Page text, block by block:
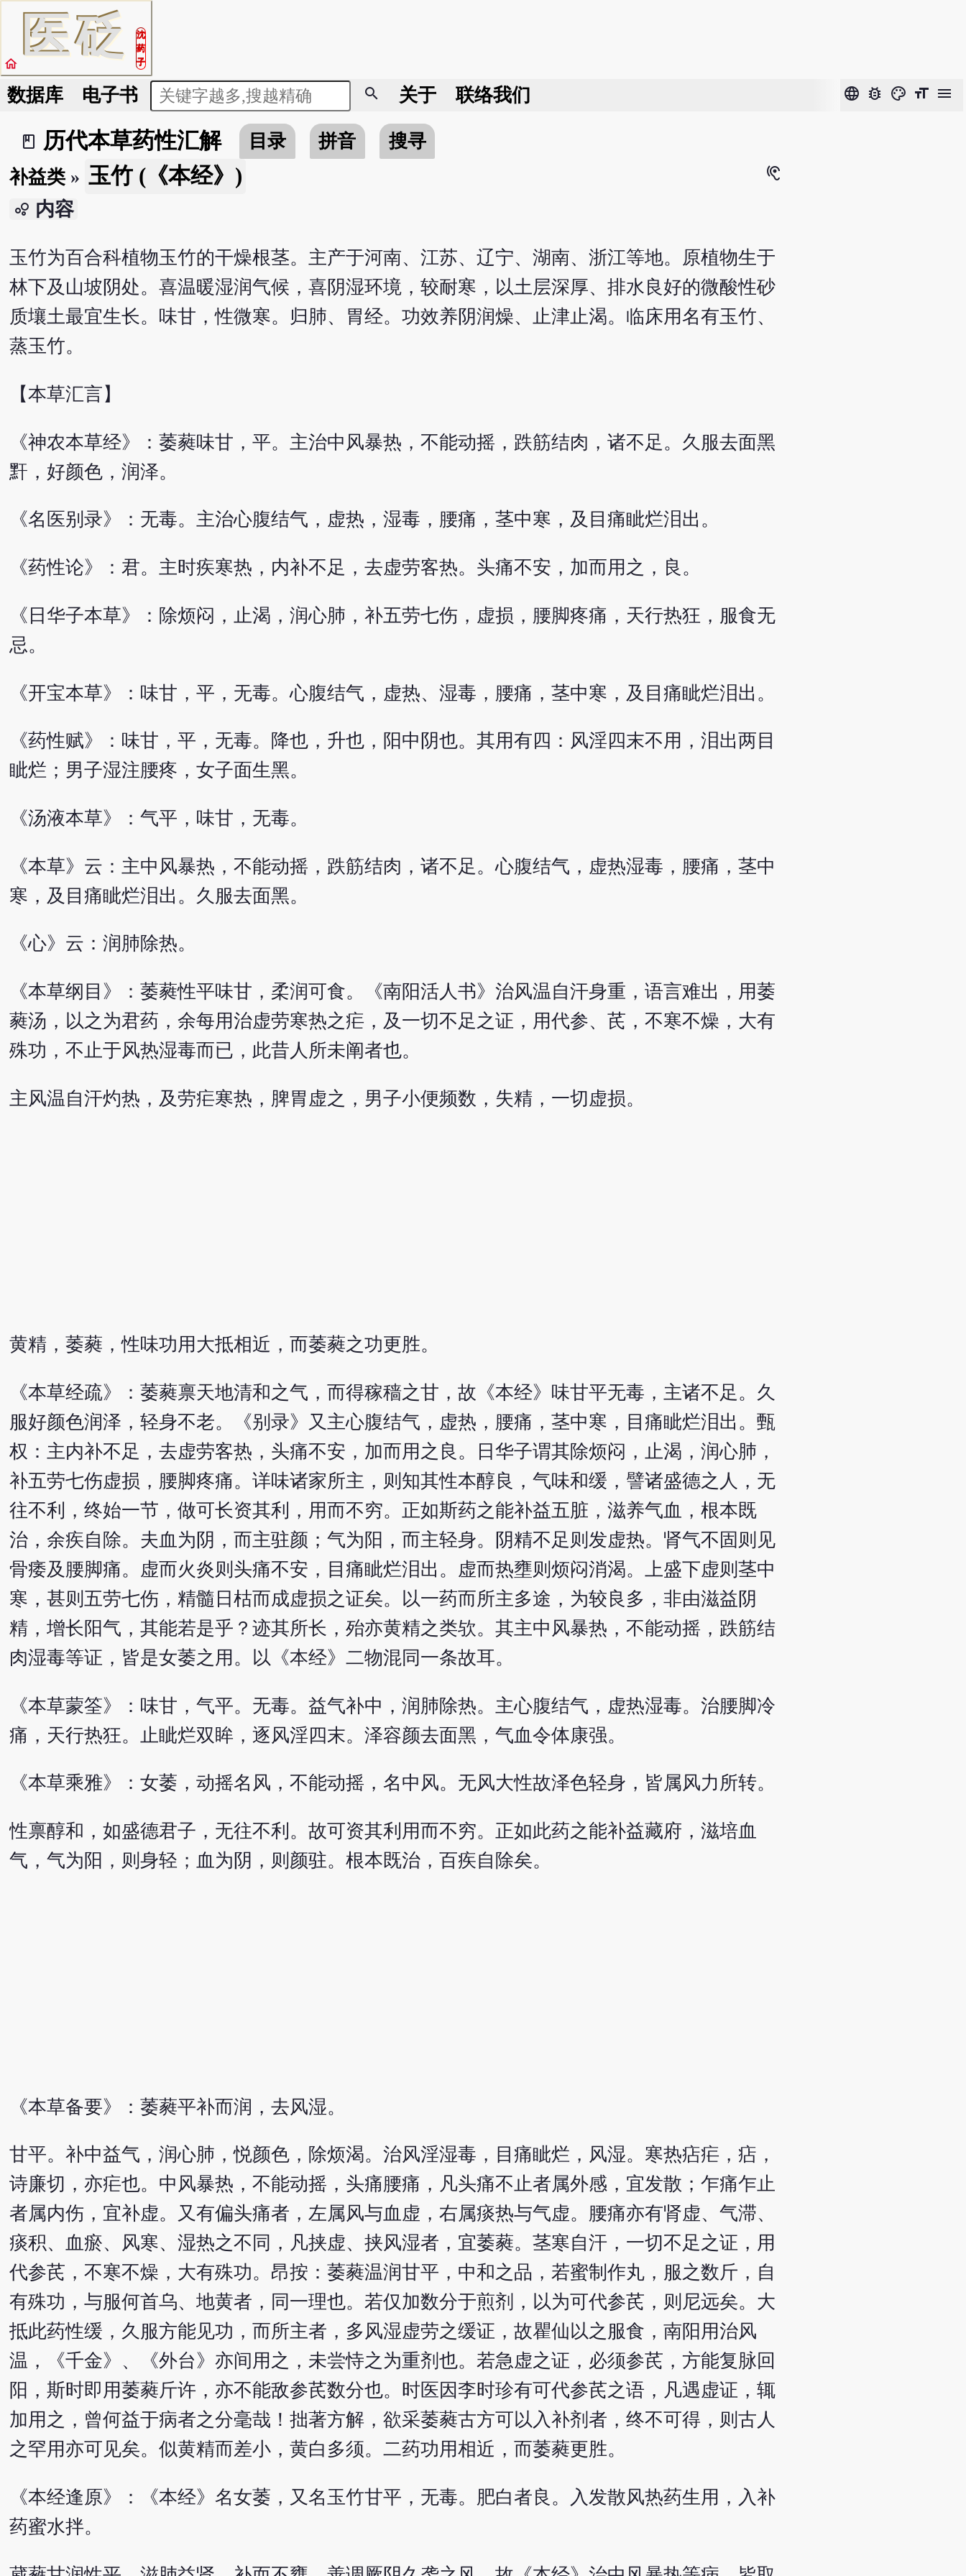
医砭
沈
药
子
home
数据库 电子书 search 关于 联络我们 language bug_report color_lens format_size menu
book_2
历代本草药性汇解 目录 拼音
搜寻
补益类» 玉竹 (《本经》) hearing
bubble_chart 内容
玉竹为百合科植物玉竹的干燥根茎。主产于河南、江苏、辽宁、湖南、浙江等地。原植物生于
林下及山坡阴处。喜温暖湿润气候，喜阴湿环境，较耐寒，以土层深厚、排水良好的微酸性砂
质壤土最宜生长。味甘，性微寒。归肺、胃经。功效养阴润燥、止津止渴。临床用名有玉竹、
蒸玉竹。
【本草汇言】
《神农本草经》：萎蕤味甘，平。主治中风暴热，不能动摇，跌筋结肉，诸不足。久服去面黑
䵟，好颜色，润泽。
《名医别录》：无毒。主治心腹结气，虚热，湿毒，腰痛，茎中寒，及目痛眦烂泪出。
《药性论》：君。主时疾寒热，内补不足，去虚劳客热。头痛不安，加而用之，良。
《日华子本草》：除烦闷，止渴，润心肺，补五劳七伤，虚损，腰脚疼痛，天行热狂，服食无
忌。
《开宝本草》：味甘，平，无毒。心腹结气，虚热、湿毒，腰痛，茎中寒，及目痛眦烂泪出。
《药性赋》：味甘，平，无毒。降也，升也，阳中阴也。其用有四：风淫四末不用，泪出两目
眦烂；男子湿注腰疼，女子面生黑。
《汤液本草》：气平，味甘，无毒。
《本草》云：主中风暴热，不能动摇，跌筋结肉，诸不足。心腹结气，虚热湿毒，腰痛，茎中
寒，及目痛眦烂泪出。久服去面黑。
《心》云：润肺除热。
《本草纲目》：萎蕤性平味甘，柔润可食。《南阳活人书》治风温自汗身重，语言难出，用萎
蕤汤，以之为君药，余每用治虚劳寒热之疟，及一切不足之证，用代参、芪，不寒不燥，大有
殊功，不止于风热湿毒而已，此昔人所未阐者也。
主风温自汗灼热，及劳疟寒热，脾胃虚之，男子小便频数，失精，一切虚损。
黄精，萎蕤，性味功用大抵相近，而萎蕤之功更胜。
《本草经疏》：萎蕤禀天地清和之气，而得稼穑之甘，故《本经》味甘平无毒，主诸不足。久
服好颜色润泽，轻身不老。《别录》又主心腹结气，虚热，腰痛，茎中寒，目痛眦烂泪出。甄
权：主内补不足，去虚劳客热，头痛不安，加而用之良。日华子谓其除烦闷，止渴，润心肺，
补五劳七伤虚损，腰脚疼痛。详味诸家所主，则知其性本醇良，气味和缓，譬诸盛德之人，无
往不利，终始一节，做可长资其利，用而不穷。正如斯药之能补益五脏，滋养气血，根本既
治，余疾自除。夫血为阴，而主驻颜；气为阳，而主轻身。阴精不足则发虚热。肾气不固则见
骨痿及腰脚痛。虚而火炎则头痛不安，目痛眦烂泪出。虚而热壅则烦闷消渴。上盛下虚则茎中
寒，甚则五劳七伤，精髓日枯而成虚损之证矣。以一药而所主多途，为较良多，非由滋益阴
精，增长阳气，其能若是乎？迹其所长，殆亦黄精之类欤。其主中风暴热，不能动摇，跌筋结
肉湿毒等证，皆是女萎之用。以《本经》二物混同一条故耳。
《本草蒙筌》：味甘，气平。无毒。益气补中，润肺除热。主心腹结气，虚热湿毒。治腰脚冷
痛，天行热狂。止眦烂双眸，逐风淫四末。泽容颜去面黑，气血令体康强。
《本草乘雅》：女萎，动摇名风，不能动摇，名中风。无风大性故泽色轻身，皆属风力所转。
性禀醇和，如盛德君子，无往不利。故可资其利用而不穷。正如此药之能补益藏府，滋培血
气，气为阳，则身轻；血为阴，则颜驻。根本既治，百疾自除矣。
《本草备要》：萎蕤平补而润，去风湿。
甘平。补中益气，润心肺，悦颜色，除烦渴。治风淫湿毒，目痛眦烂，风湿。寒热痁疟，痁，
诗廉切，亦疟也。中风暴热，不能动摇，头痛腰痛，凡头痛不止者属外感，宜发散；乍痛乍止
者属内伤，宜补虚。又有偏头痛者，左属风与血虚，右属痰热与气虚。腰痛亦有肾虚、气滞、
痰积、血瘀、风寒、湿热之不同，凡挟虚、挟风湿者，宜萎蕤。茎寒自汗，一切不足之证，用
代参芪，不寒不燥，大有殊功。昂按：萎蕤温润甘平，中和之品，若蜜制作丸，服之数斤，自
有殊功，与服何首乌、地黄者，同一理也。若仅加数分于煎剂，以为可代参芪，则尼远矣。大
抵此药性缓，久服方能见功，而所主者，多风湿虚劳之缓证，故瞿仙以之服食，南阳用治风
温，《千金》、《外台》亦间用之，未尝恃之为重剂也。若急虚之证，必须参芪，方能复脉回
阳，斯时即用萎蕤斤许，亦不能敌参芪数分也。时医因李时珍有可代参芪之语，凡遇虚证，辄
加用之，曾何益于病者之分毫哉！拙著方解，欲采萎蕤古方可以入补剂者，终不可得，则古人
之罕用亦可见矣。似黄精而差小，黄白多须。二药功用相近，而萎蕤更胜。
《本经逢原》：《本经》名女萎，又名玉竹甘平，无毒。肥白者良。入发散风热药生用，入补
药蜜水拌。